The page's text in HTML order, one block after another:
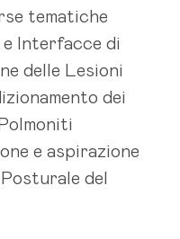
tematiche
e Interfacce di
delle Lesioni
dei
e aspirazione
del